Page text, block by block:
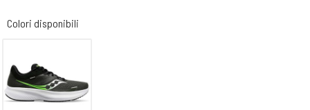
Colori disponibili